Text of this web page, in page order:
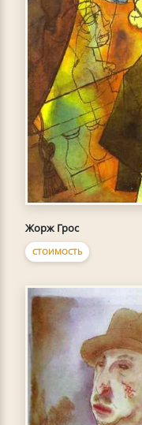
Жорж Грос
СТОИМОСТЬ